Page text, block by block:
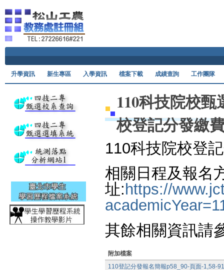
升學資訊 新生專區 入學資訊 檔案下載 成績查詢 工作團隊
110科技院校
校登記分發繳
110科技院校登
相關日程及報名
址: https://
其餘相關資訊請
附加檔案
110登記分發報名簡報p58_90-頁面-1,58-